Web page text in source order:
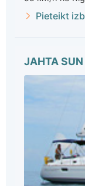
Pieteikt
JAHTA